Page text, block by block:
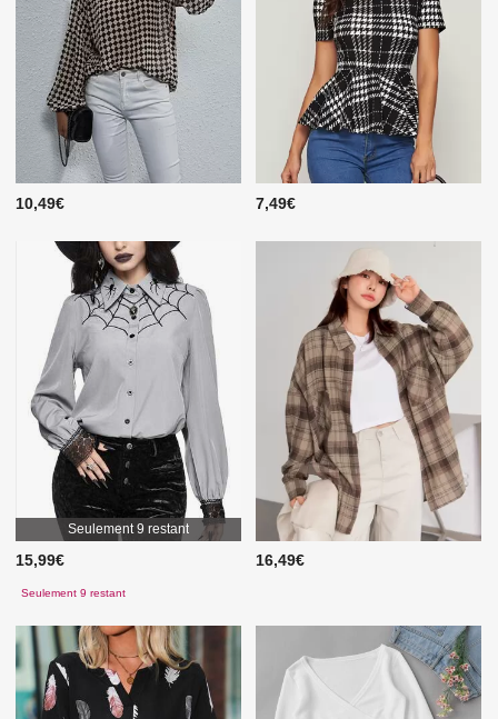
10,49€ 7,49€
Seulement 9 restant
15,99€
Seulement 9 restant
16,49€